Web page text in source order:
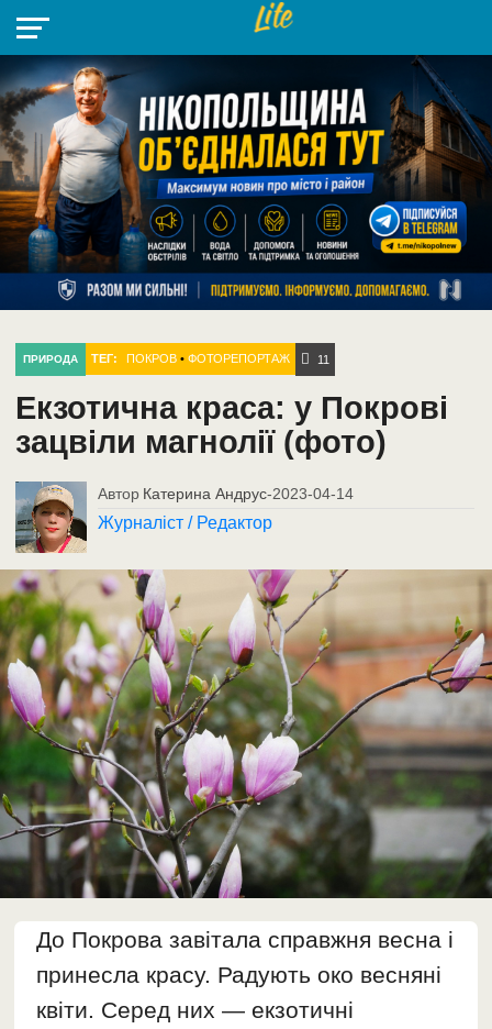
НІКОПОЛЬ
РАЙОН
СІЧЕСЛАВСЬКА
УКРАЇНА
РЕТРО
НІКОПОЛЬ
ЛАЙТ
УКРАЇНА
ДОПОМОГА
РАДІО
ПРИРОДА ТЕГ: ПОКРОВ• ФОТОРЕПОРТАЖ 11
Екзотична краса: у Покрові
зацвіли магнолії (фото)
Автор Катерина Андрус-2023-04-14
Журналіст / Редактор
До Покрова завітала справжня весна і
принесла красу. Радують око весняні
квіти. Серед них — екзотичні